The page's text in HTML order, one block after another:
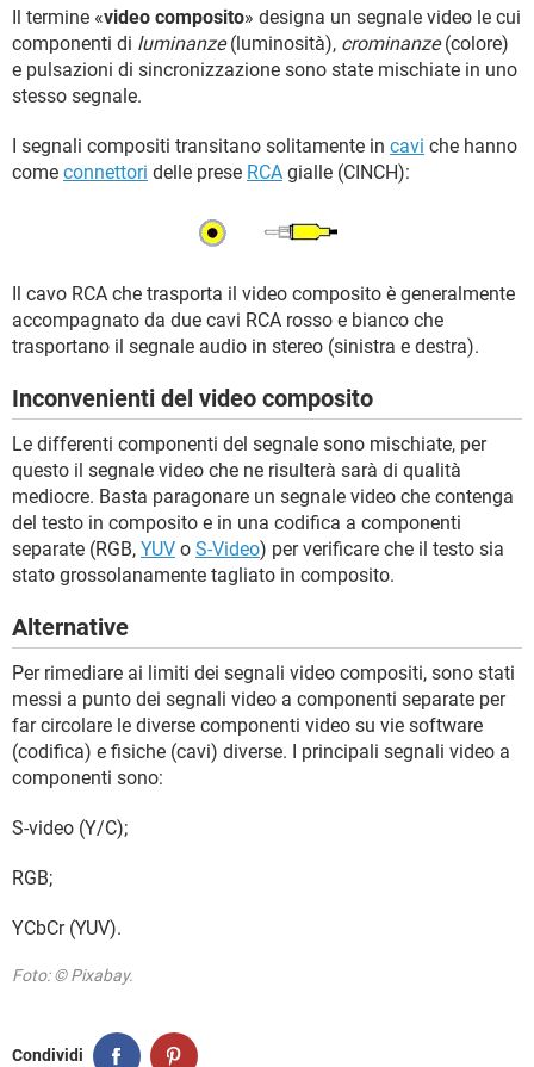
TIKTOK FACEBOOK
HARDWARE
Il termine «video composito» designa un segnale video le cui
componenti di luminanze(luminosità), crominanze(colore)
e pulsazioni di sincronizzazione sono state mischiate in uno
stesso segnale.
I segnali compositi transitano solitamente in cavi che hanno
come connettori delle prese RCA gialle (CINCH):
Il cavo RCA che trasporta il video composito è generalmente
accompagnato da due cavi RCA rosso e bianco che
trasportano il segnale audio in stereo (sinistra e destra).
Inconvenienti del video composito
Le differenti componenti del segnale sono mischiate, per
questo il segnale video che ne risulterà sarà di qualità
mediocre. Basta paragonare un segnale video che contenga
del testo in composito e in una codifica a componenti
separate (RGB, YUV o S-Video) per verificare che il testo sia
stato grossolanamente tagliato in composito.
Alternative
Per rimediare ai limiti dei segnali video compositi, sono stati
messi a punto dei segnali video a componenti separate per
far circolare le diverse componenti video su vie software
(codifica) e fisiche (cavi) diverse. I principali segnali video a
componenti sono:
S-video (Y/C);
RGB;
YCbCr (YUV).
Foto: © Pixabay.
Condividi